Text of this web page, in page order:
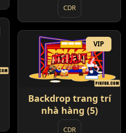
CDR
VIP
Backdrop trang trí
nhà hàng (5)
CDR